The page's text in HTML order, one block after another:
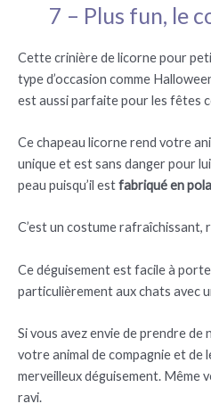
7 – Plus fun, le
Cette crinière de licorne pour
type d’occasion comme
est aussi parfaite pour les fêtes
Ce chapeau licorne rend votre
unique et est sans danger pour
peau puisqu’il estfabriqué en
C’est un costume
Ce déguisement est facile à
particulièrement aux chats avec
Si vous avez envie de prendre
votre animal de compagnie et de
merveilleux déguisement. Même
ravi.